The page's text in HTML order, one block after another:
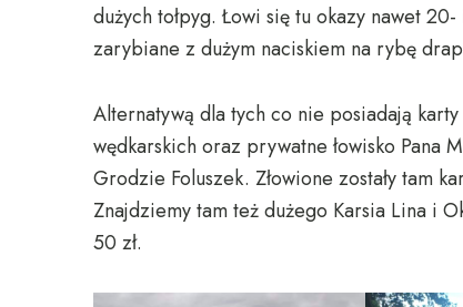
dużych tołpyg. Łowi się tu okazy nawet
zarybiane z dużym naciskiem na rybę
Alternatywą dla tych co nie posiadają
wędkarskich oraz prywatne łowisko Pana
Grodzie Foluszek. Złowione zostały tam
Znajdziemy tam też dużego Karsia Lina i
50 zł.